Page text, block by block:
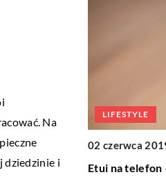
Na
dziedzinie i
– o czym należy pamiętać